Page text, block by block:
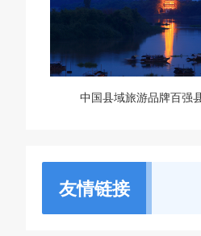
中国县域旅游品牌百强
友情链接